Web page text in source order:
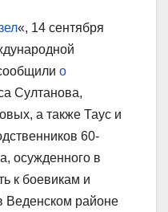
«, 14 сентября
о
Султанова,
а также Таус и
60-
осужденного в
к боевикам и
Веденском районе